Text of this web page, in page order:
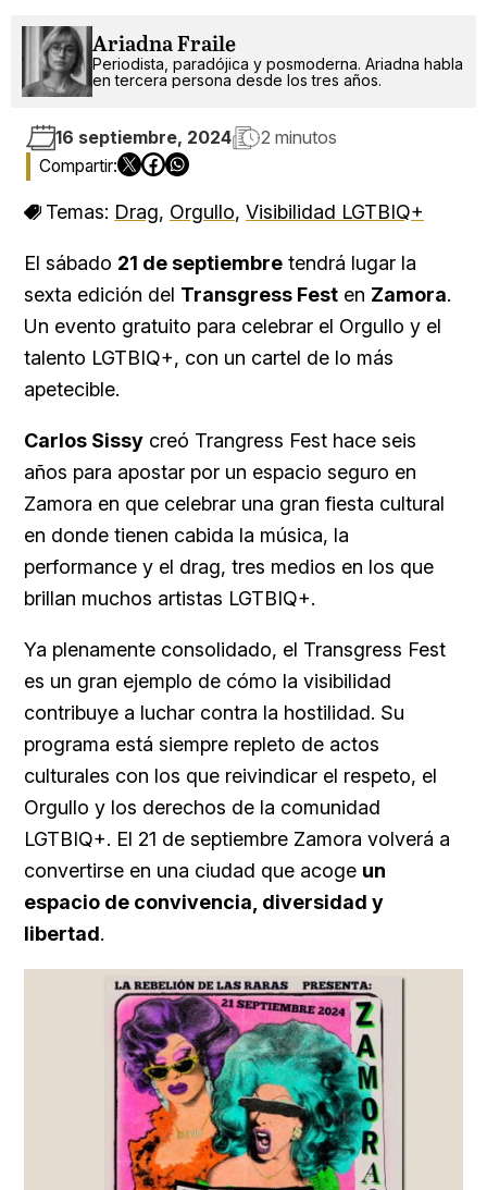
Ariadna Fraile
Periodista, paradójica y posmoderna. Ariadna habla
en tercera persona desde los tres años.
16 septiembre, 2024 2 minutos
Temas: Drag, Orgullo, Visibilidad LGTBIQ+
El sábado 21 de septiembre tendrá lugar la
sexta edición del Transgress Fest en Zamora.
Un evento gratuito para celebrar el Orgullo y el
talento LGTBIQ+, con un cartel de lo más
apetecible.
Carlos Sissy creó Trangress Fest hace seis
años para apostar por un espacio seguro en
Zamora en que celebrar una gran fiesta cultural
en donde tienen cabida la música, la
performance y el drag, tres medios en los que
brillan muchos artistas LGTBIQ+.
Ya plenamente consolidado, el Transgress Fest
es un gran ejemplo de cómo la visibilidad
contribuye a luchar contra la hostilidad. Su
programa está siempre repleto de actos
culturales con los que reivindicar el respeto, el
Orgullo y los derechos de la comunidad
LGTBIQ+. El 21 de septiembre Zamora volverá a
convertirse en una ciudad que acoge un
espacio de convivencia, diversidad y
libertad.